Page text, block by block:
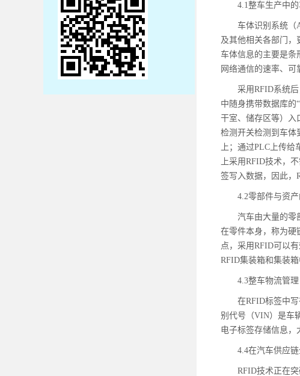
4.1整车生产中
车体识别系统（
及其他相关各部门，
车体信息的主要是条
网络通信的速率、可
采用RFID系统
中随身携带数据库的
干室、储存区等）入
检测开关检测到车体
上；通过PLC上传
上采用RFID技术，
签写入数据，因此，
4.2零部件与资
汽车由大量的零
在零件本身，称为硬
点，采用RFID可以
RFID集装箱和集装
4.3整车物流管理
在RFID标签中
别代号（VIN）是车
电子标签存储信息，
4.4在汽车供应
RFID技术正在